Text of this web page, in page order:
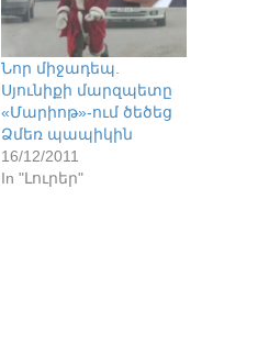
Նոր միջադեպ.
Սյունիքի մարզպետը
«Մարիոթ»-ում ծեծեց
Ձմեռ պապիկին
16/12/2011
In "Լուրեր"